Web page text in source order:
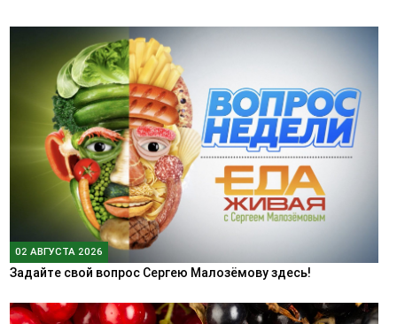
02 АВГУСТА 2026
Задайте свой вопрос Сергею Малозёмову здесь!